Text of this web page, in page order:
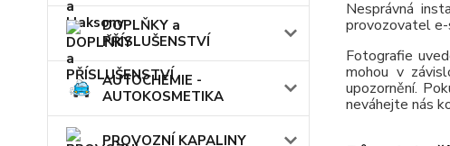
DOPLŇKY a
PŘÍSLUŠENSTVÍ
AUTOCHEMIE -
AUTOKOSMETIKA
PROVOZNÍ KAPALINY
Nesprávná
provozovatel
Fotografie
mohou v
upozornění.
neváhejte nás